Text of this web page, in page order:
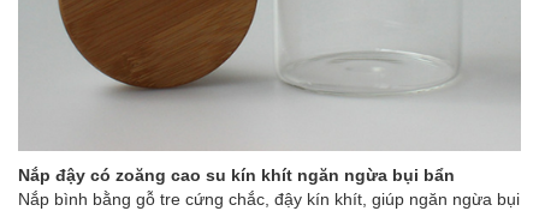
Nắp đậy có zoăng cao su kín khít ngăn ngừa bụi bẩn
Nắp bình bằng gỗ tre cứng chắc, đậy kín khít, giúp ngăn ngừa bụi